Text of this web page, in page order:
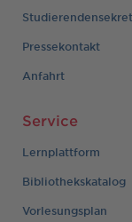
Pressekontakt
Anfahrt
Service
Lernplattform
Bibliothekskatalog
Vorlesungsplan